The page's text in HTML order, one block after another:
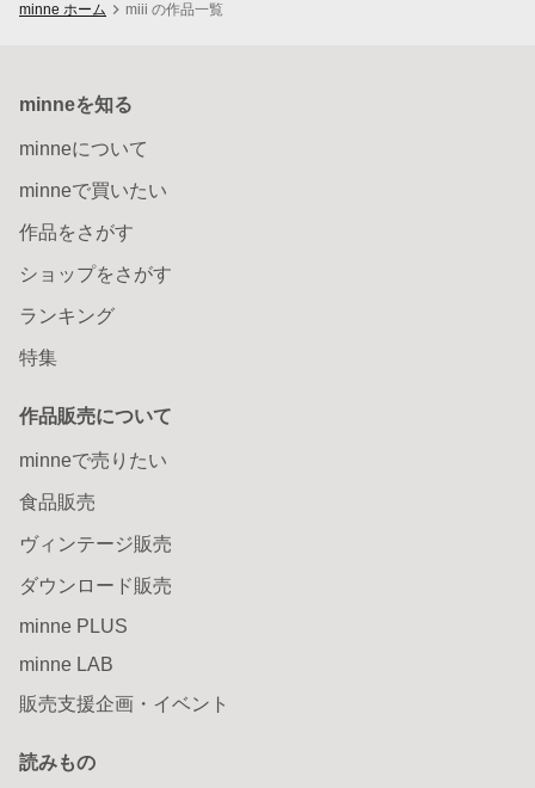
minne ホーム miii の作品一覧
minneを知る
minneについて
minneで買いたい
作品をさがす
ショップをさがす
ランキング
特集
作品販売について
minneで売りたい
食品販売
ヴィンテージ販売
ダウンロード販売
minne PLUS
minne LAB
販売支援企画・イベント
読みもの